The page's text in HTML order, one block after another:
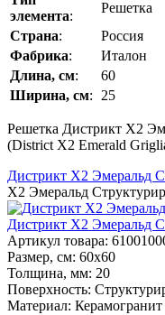
элемента:
Решетка
Страна:
Россия
Фабрика:
Италон
Длина, см:
60
Ширина, см: 25
Решетка Дистрикт Х2
(District Х2 Emerald
Дистрикт Х2 Эмеральд
Х2 Эмеральд
Дистрикт Х2 Эмеральд
Артикул товара:
Размер, см: 60x60
Толщина, мм: 20
Поверхность:
Материал: Керамогранит